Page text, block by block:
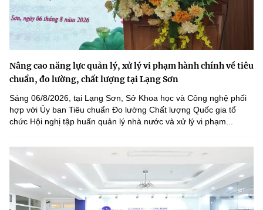
Nâng cao năng lực quản lý, xử lý vi phạm hành chính về tiêu
chuẩn, đo lường, chất lượng tại Lạng Sơn
Sáng 06/8/2026, tại Lạng Sơn, Sở Khoa học và Công nghệ phối
hợp với Ủy ban Tiêu chuẩn Đo lường Chất lượng Quốc gia tổ
chức Hội nghị tập huấn quản lý nhà nước và xử lý vi phạm...